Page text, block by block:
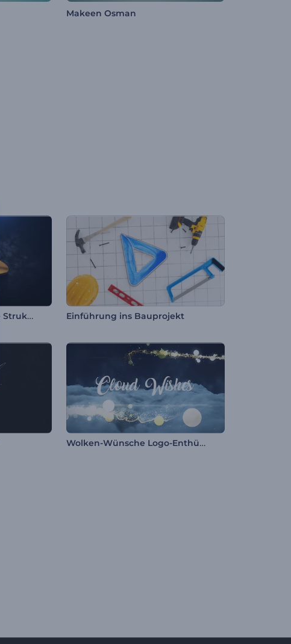
Makeen Osman
Animiertes Logo - Solide Struktur Einführung ins Bauprojekt
Wolken-Wünsche Logo-Enthüllung